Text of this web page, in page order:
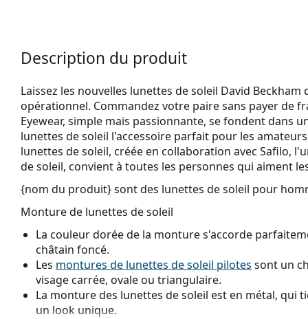
Description du produit
Laissez les nouvelles lunettes de soleil David
opérationnel. Commandez votre paire sans payer de
Eyewear, simple mais passionnante, se fondent dans
lunettes de soleil l'accessoire parfait pour les
lunettes de soleil, créée en collaboration avec Safilo,
de soleil, convient à toutes les personnes qui aiment
{nom du produit}sont des lunettes de soleil pour
Monture de lunettes de soleil
La couleur dorée de la monture s'accorde
châtain foncé.
Les montures de lunettes de soleil pilotes sont un
visage carrée, ovale ou triangulaire.
La monture des lunettes de soleil est en métal,
un look unique.